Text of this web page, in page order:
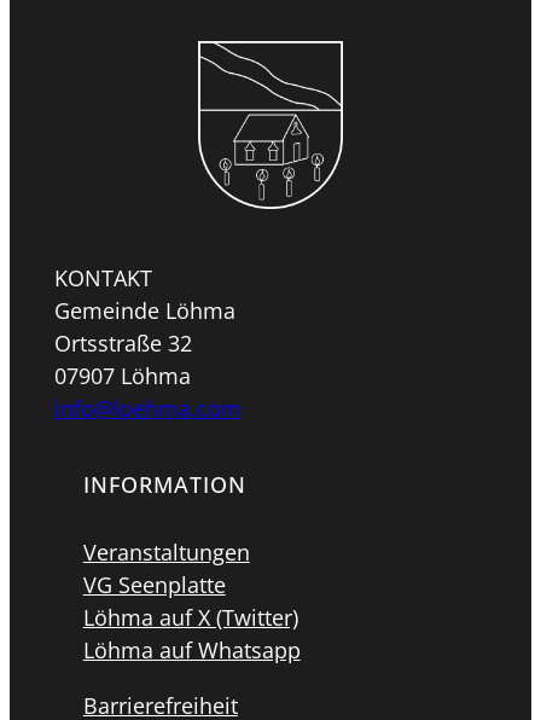
KONTAKT
Gemeinde Löhma
Ortsstraße 32
07907 Löhma
info@loehma.com
INFORMATION
Veranstaltungen
VG Seenplatte
Löhma auf X (Twitter)
Löhma auf Whatsapp
Barrierefreiheit